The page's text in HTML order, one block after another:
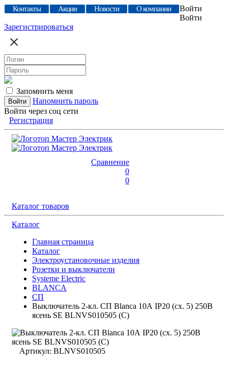
Контакты Акции Новости О компании
Войти
Войти
Зарегистрироваться
Запомнить меня
Напомнить пароль
Войти через соц сети
Регистрация
Сравнение
0
0
Каталог товаров
Каталог
Главная страница
Каталог
Электроустановочные изделия
Розетки и выключатели
Systeme Electric
BLANCA
СП
Выключатель 2-кл. СП Blanca 10А IP20 (сх. 5) 250В
ясень SE BLNVS010505 (С)
Артикул: BLNVS010505